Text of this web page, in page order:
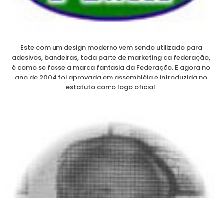
Este com um design moderno vem sendo utilizado para
adesivos, bandeiras, toda parte de marketing da federação,
é como se fosse a marca fantasia da Federação. E agora no
ano de 2004 foi aprovada em assembléia e introduzida no
estatuto como logo oficial.